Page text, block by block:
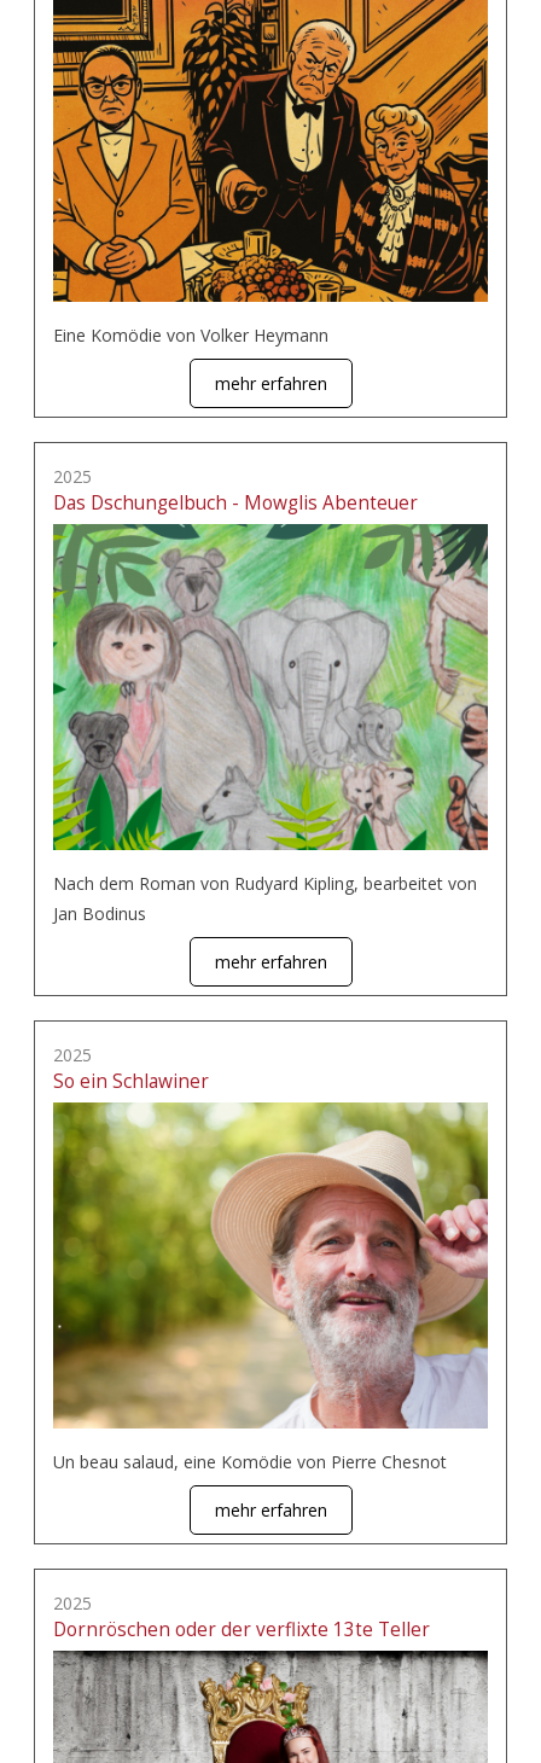
Eine Komödie von Volker Heymann
mehr erfahren
2025
Das Dschungelbuch - Mowglis Abenteuer
Nach dem Roman von Rudyard Kipling, bearbeitet von
Jan Bodinus
mehr erfahren
2025
So ein Schlawiner
Un beau salaud, eine Komödie von Pierre Chesnot
mehr erfahren
2025
Dornröschen oder der verflixte 13te Teller